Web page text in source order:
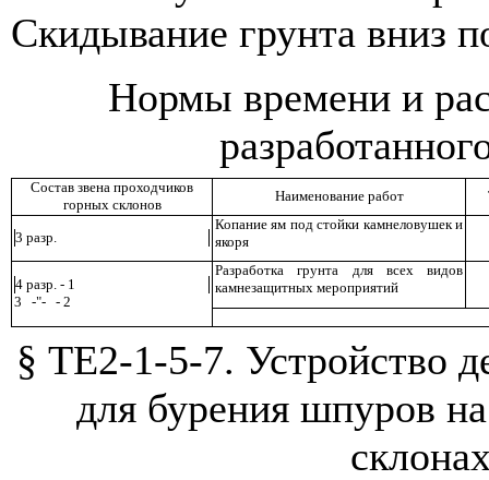
Скидывание грунта вниз
Нормы времени и
Состав звена проходчиков
горных склонов
Наименование работ
3 разр.
Копание ям под стойки камнеловушек и
якоря
4 разр. - 1
3
-"- - 2
Разработка грунта для всех видов
камнезащитных мероприятий
§ ТЕ2-1-5-7. Устройство
для бурения шпуров